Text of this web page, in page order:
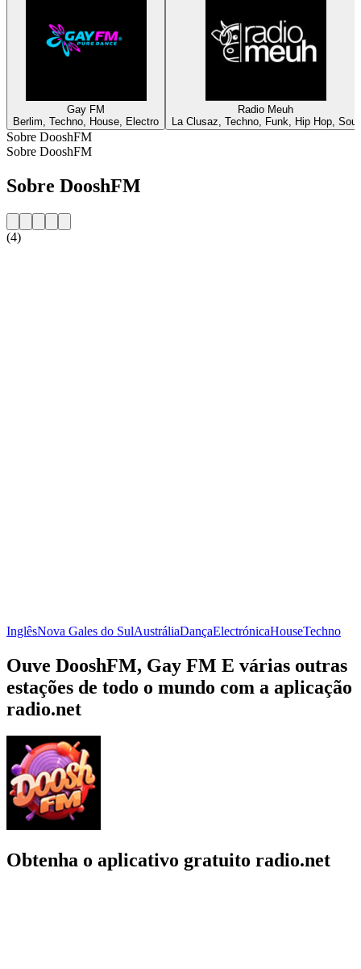
Gay FM
Berlim, Techno, House, Electro
Radio Meuh
La Clusaz, Techno, Funk, Hip Hop, Soul
Sobre DooshFM
Sobre DooshFM
Sobre DooshFM
(4)
InglêsNova Gales do SulAustráliaDançaElectrónicaHouseTechno
Ouve DooshFM, Gay FM E várias outras
estações de todo o mundo com a aplicação
radio.net
Obtenha o aplicativo gratuito radio.net